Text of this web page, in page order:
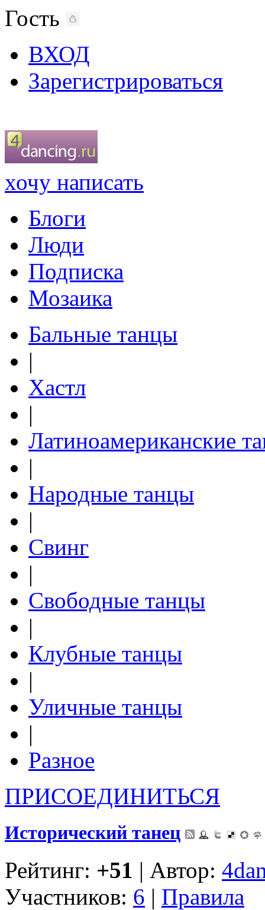
Гость
ВХОД
Зарегистрироваться
хочу написать
Блоги
Люди
Подписка
Мозаика
Бальные танцы
|
Хастл
|
Латиноамериканские
|
Народные танцы
|
Свинг
|
Свободные танцы
|
Клубные танцы
|
Уличные танцы
|
Разное
ПРИСОЕДИНИТЬСЯ
Исторический танец
Рейтинг: +51 | Автор:
Участников: 6 | Правила